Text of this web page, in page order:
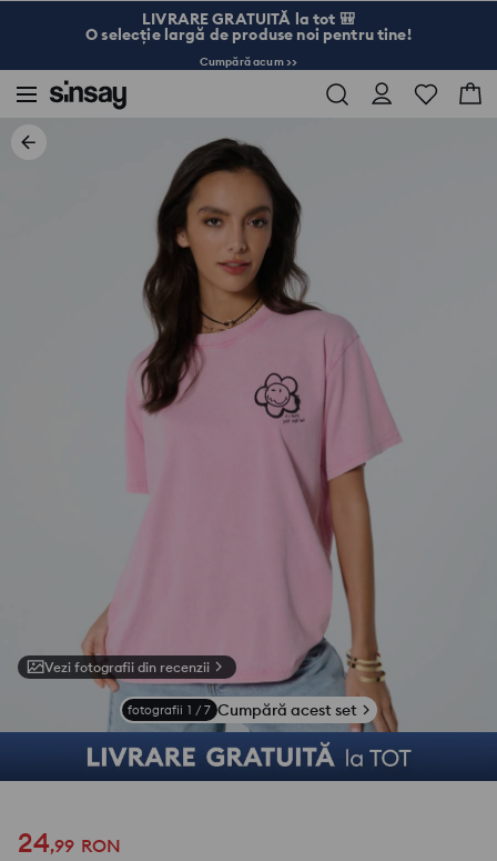
LIVRARE GRATUITĂ la tot 🎒
O selecție largă de produse noi pentru tine!
Cumpără acum >>
Vezi fotografii din recenzii
fotografii 1 / 7 Cumpără acest set
24,99 RON